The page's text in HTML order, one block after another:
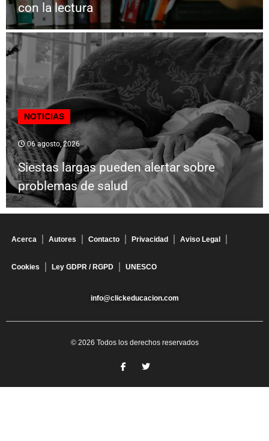
con la lectura
NOTICIAS
06 agosto, 2026
Siestas largas pueden alertar sobre
problemas de salud
Acerca Autores Contacto Privacidad Aviso Legal
Cookies Ley GDPR / RGPD UNESCO
info@clickeducacion.com
© 2026 Todos los derechos reservados